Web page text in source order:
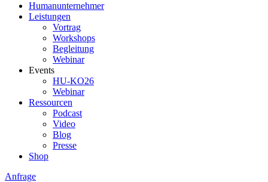
Humanunternehmer
Leistungen
Vortrag
Workshops
Begleitung
Webinar
Events
HU-KO26
Webinar
Ressourcen
Podcast
Video
Blog
Presse
Shop
Anfrage